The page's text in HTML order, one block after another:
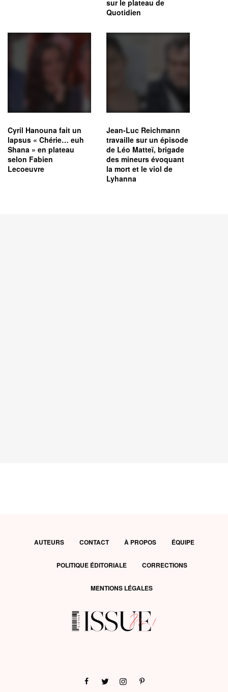
sur le plateau de
Quotidien
Cyril Hanouna fait un
lapsus « Chérie… euh
Shana » en plateau
selon Fabien
Lecoeuvre
Jean-Luc Reichmann
travaille sur un épisode
de Léo Matteï, brigade
des mineurs évoquant
la mort et le viol de
Lyhanna
AUTEURS CONTACT À PROPOS ÉQUIPE
POLITIQUE ÉDITORIALE CORRECTIONS
MENTIONS LÉGALES